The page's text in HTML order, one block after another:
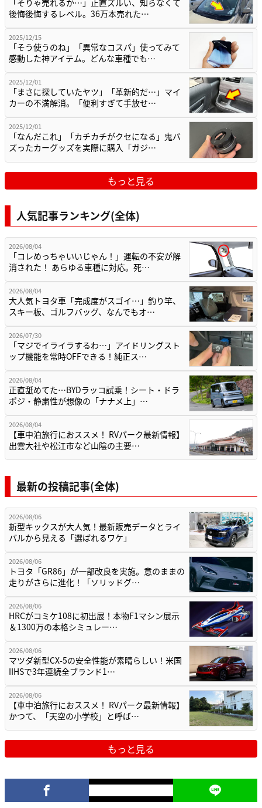
「そりゃ売れるか…」正直ズルい、知らなくて
後悔後悔するレベル。36万本売れた…
2025/12/15
「そう使うのね」「異常なコスパ」使ってみて
感動した神アイテム。どんな車種でも…
2025/12/01
「まさに探していたヤツ」「革新的だ…」マイ
カーの不満解消。「便利すぎて手放せ…
2025/12/01
「なんだこれ」「カチカチがクセになる」鬼バ
ズったカーグッズを実際に購入「ガジ…
もっと見る
人気記事ランキング(全体)
2026/08/04
「コレめっちゃいいじゃん！」運転の不安が解
消された！ あらゆる車種に対応。死…
2026/08/04
大人気トヨタ車「完成度がスゴイ…」釣り竿、
スキー板、ゴルフバッグ、なんでもオ…
2026/07/30
「マジでイライラするわ…」アイドリングスト
ップ機能を常時OFFできる！純正ス…
2026/08/04
正直舐めてた…BYDラッコ試乗！シート・ドラ
ポジ・静粛性が想像の「ナナメ上」…
2026/08/04
【車中泊旅行におススメ！ RVパーク最新情報】
出雲大社や松江市など山陰の主要…
最新の投稿記事(全体)
2026/08/06
新型キックスが大人気！最新販売データとライ
バルから見える「選ばれるワケ」
2026/08/06
トヨタ「GR86」が一部改良を実施。意のままの
走りがさらに進化！「ソリッドグ…
2026/08/06
HRCがコミケ108に初出展！本物F1マシン展示
＆1300万の本格シミュレー…
2026/08/06
マツダ新型CX-5の安全性能が素晴らしい！米国
IIHSで3年連続全ブランド1…
2026/08/06
【車中泊旅行におススメ！ RVパーク最新情報】
かつて、「天空の小学校」と呼ば…
もっと見る